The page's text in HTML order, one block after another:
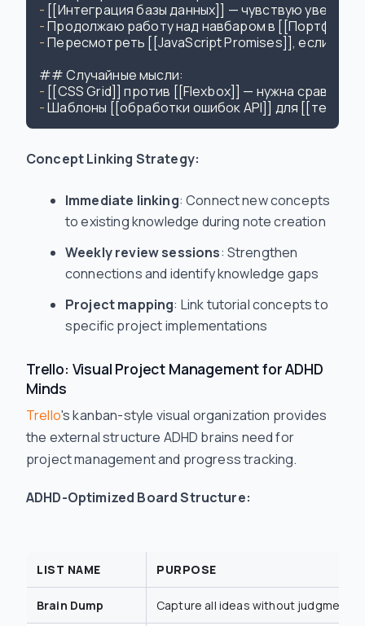
-
-
- Пересмотреть [[JavaScript Promises]], если
-
-
Concept Linking Strategy:
Immediate linking: Connect new concepts
to existing knowledge during note creation
Weekly review sessions: Strengthen
connections and identify knowledge gaps
Project mapping: Link tutorial concepts to
specific project implementations
Trello: Visual Project Management for ADHD
Minds
Trello's kanban-style visual organization provides
the external structure ADHD brains need for
project management and progress tracking.
ADHD-Optimized Board Structure:
LIST NAME PURPOSE
Brain Dump Capture all ideas without judgment